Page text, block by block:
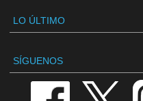
LO ÚLTIMO
SÍGUENOS